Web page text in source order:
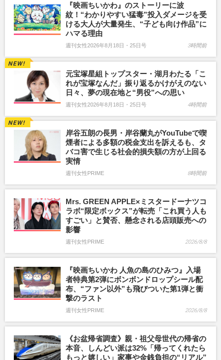
『映画ちいかわ』のストーリーに波
紋！“わかりやすい猛毒”投入ダメージを受
ける大人が大量発生、“子ども向け作品”に
ハマる理由
週刊女性2026年8月18日・25日号 3時間前
元宝塚星組トップスター・湖月わたる「こ
れが宝塚なんだ」振り返るかけがえのない
日々、夢の現在地と“男役”への思い
週刊女性2026年8月18日・25日号 4時間前
岸谷五朗の長男・岸谷蘭丸がYouTubeで喫
煙者による多額の税金支出を訴えるも、タ
バコ害で生じる社会的損失額の方が上回る
実情
週刊女性PRIME 8時間前
Mrs. GREEN APPLE×ミスタードーナツコ
ラボ“限定ボックス”が転売「これ買う人も
すごい」と賛否、懸念される店頭販売への
影響
週刊女性PRIME 2026/8/8
『映画ちいかわ 人魚の島のひみつ』入場
者特典第2弾にボンボンドロップシール配
布、“ファン以外”も飛びついた第1弾と衝
撃のラスト
週刊女性PRIME 2026/8/8
《お盆帰省調査》親・祖父母世代の帰省の
本音、しんどい派は32%「帰ってくれたら
もっと嬉しい」家事や金銭負担の“リアル”